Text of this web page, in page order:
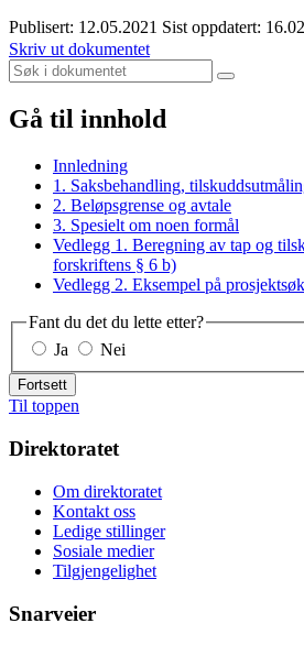
Publisert: 12.05.2021 Sist oppdatert:
Skriv ut dokumentet
Gå til innhold
Innledning
1. Saksbehandling,
2. Beløpsgrense og avtale
3. Spesielt om noen formål
Vedlegg 1. Beregning av tap og
forskriftens § 6 b)
Vedlegg 2. Eksempel på
Fant du det du lette etter?
Ja
Nei
Fortsett
Til toppen
Direktoratet
Om direktoratet
Kontakt oss
Ledige stillinger
Sosiale medier
Tilgjengelighet
Snarveier